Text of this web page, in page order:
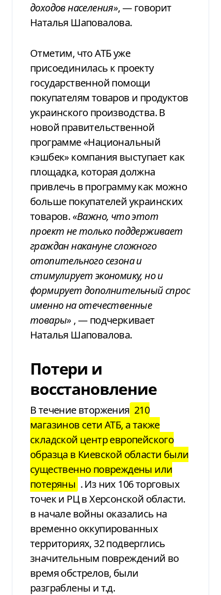
доходов населения», — говорит
Наталья Шаповалова.
Отметим, что АТБ уже
присоединилась к проекту
государственной помощи
покупателям товаров и продуктов
украинского производства. В
новой правительственной
программе «Национальный
кэшбек» компания выступает как
площадка, которая должна
привлечь в программу как можно
больше покупателей украинских
товаров. «Важно, что этот
проект не только поддерживает
граждан накануне сложного
отопительного сезона и
стимулирует экономику, но и
формирует дополнительный спрос
именно на отечественные
товары» , — подчеркивает
Наталья Шаповалова.
Потери и
восстановление
В течение вторжения 210
магазинов сети АТБ, а также
складской центр европейского
образца в Киевской области были
существенно повреждены или
потеряны . Из них 106 торговых
точек и РЦ в Херсонской области.
в начале войны оказались на
временно оккупированных
территориях, 32 подверглись
значительным повреждений во
время обстрелов, были
разграблены и т.д.